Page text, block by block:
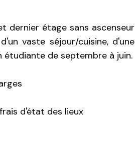
dernier étage sans ascenseur
vaste séjour/cuisine, d'une
étudiante de septembre à juin.
d'état des lieux